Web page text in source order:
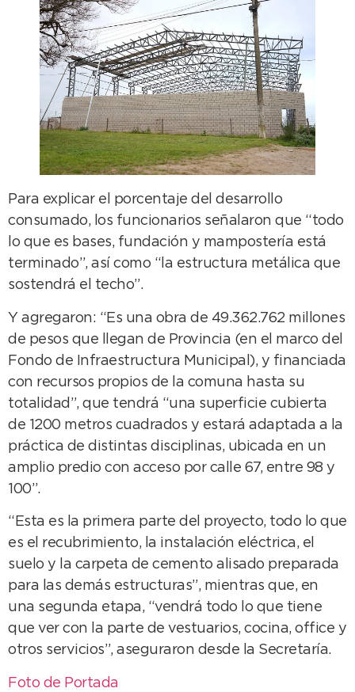
Para explicar el porcentaje del desarrollo
consumado, los funcionarios señalaron que “todo
lo que es bases, fundación y mampostería está
terminado”, así como “la estructura metálica que
sostendrá el techo”.
Y agregaron: “Es una obra de 49.362.762 millones
de pesos que llegan de Provincia (en el marco del
Fondo de Infraestructura Municipal), y financiada
con recursos propios de la comuna hasta su
totalidad”, que tendrá “una superficie cubierta
de 1200 metros cuadrados y estará adaptada a la
práctica de distintas disciplinas, ubicada en un
amplio predio con acceso por calle 67, entre 98 y
100”.
“Esta es la primera parte del proyecto, todo lo que
es el recubrimiento, la instalación eléctrica, el
suelo y la carpeta de cemento alisado preparada
para las demás estructuras”, mientras que, en
una segunda etapa, “vendrá todo lo que tiene
que ver con la parte de vestuarios, cocina, office y
otros servicios”, aseguraron desde la Secretaría.
Foto de Portada